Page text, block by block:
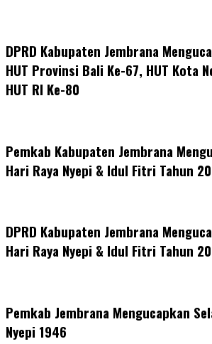
DPRD Kabupaten Jembrana
HUT Provinsi Bali Ke-67, HUT Kota
HUT RI Ke-80
Pemkab Kabupaten Jembrana
Hari Raya Nyepi & Idul Fitri Tahun
DPRD Kabupaten Jembrana
Hari Raya Nyepi & Idul Fitri Tahun
Pemkab Jembrana Mengucapkan
Nyepi 1946